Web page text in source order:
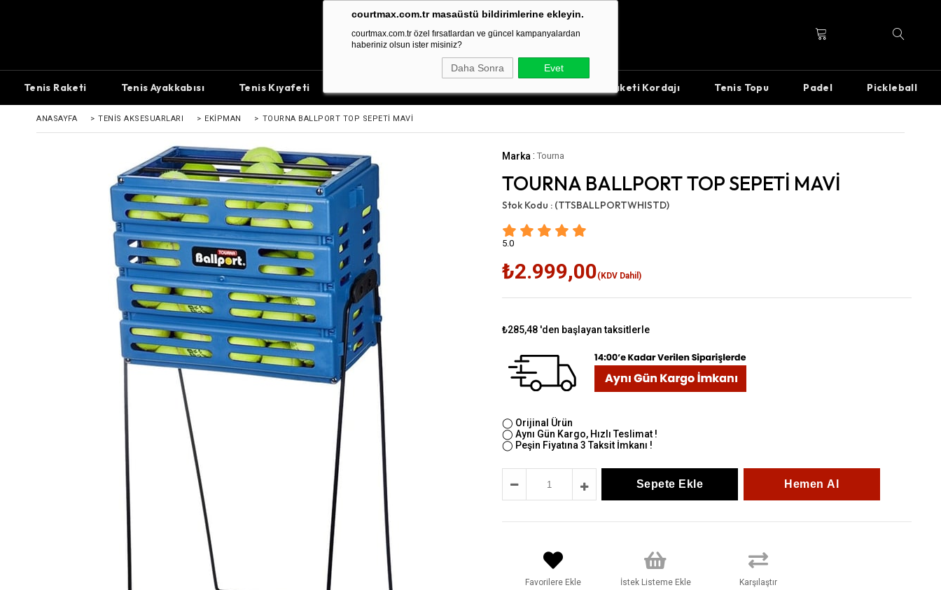
courtmax.com.tr masaüstü bildirimlerine ekleyin.
courtmax.com.tr özel fırsatlardan ve güncel kampanyalardan
haberiniz olsun ister misiniz?
Daha Sonra Evet
Tenis Raketi Tenis Ayakkabısı Tenis Kıyafeti Tenis Raketi Kordajı Tenis Topu Padel Pickleball
ANASAYFA > TENIS AKSESUARLARI > EKIPMAN > TOURNA BALLPORT TOP SEPETİ MAVİ
Marka : Tourna
TOURNA BALLPORT TOP SEPETİ MAVİ
Stok Kodu : (TTSBALLPORTWHISTD)
5.0
₺2.999,00(KDV Dahil)
₺285,48 'den başlayan taksitlerle
◯ Orijinal Ürün
◯ Aynı Gün Kargo, Hızlı Teslimat !
◯ Peşin Fiyatına 3 Taksit İmkanı !
Favorilere Ekle İstek Listeme Ekle Karşılaştır